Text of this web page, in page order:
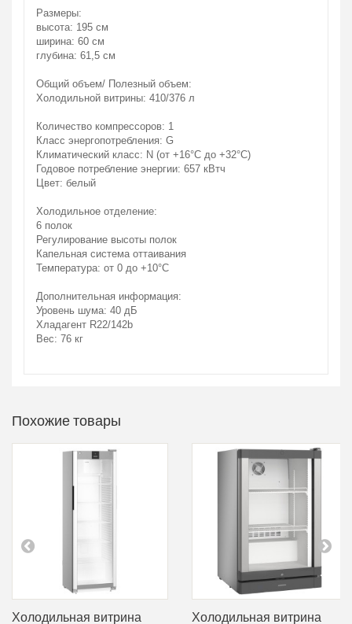
Размеры:
высота: 195 см
ширина: 60 см
глубина: 61,5 см
Общий объем/ Полезный объем:
Холодильной витрины: 410/376 л
Количество компрессоров: 1
Класс энергопотребления: G
Климатический класс: N (от +16°С до +32°С)
Годовое потребление энергии: 657 кВтч
Цвет: белый
Холодильное отделение:
6 полок
Регулирование высоты полок
Капельная система оттаивания
Температура: от 0 до +10°C
Дополнительная информация:
Уровень шума: 40 дБ
Хладагент R22/142b
Вес: 76 кг
Похожие товары
Холодильная витрина Холодильная витрина